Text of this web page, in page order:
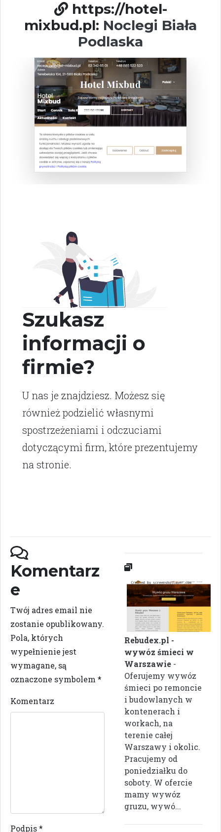
https://hotel-
mixbud.pl: Noclegi Biała
Podlaska
Szukasz
informacji o
firmie?
U nas je znajdziesz. Możesz się
również podzielić własnymi
spostrzeżeniami i odczuciami
dotyczącymi firm, które prezentujemy
na stronie.
Komentarz
e
Twój adres email nie
zostanie opublikowany.
Pola, których
wypełnienie jest
wymagane, są
oznaczone symbolem *
Komentarz
Podpis*
Rebudex.pl -
wywóz śmieci w
Warszawie -
Oferujemy wywóz
śmieci po remoncie
i budowlanych w
kontenerach i
workach, na
terenie całej
Warszawy i okolic.
Pracujemy od
poniedziałku do
soboty. W ofercie
mamy wywóz
gruzu, wywó...